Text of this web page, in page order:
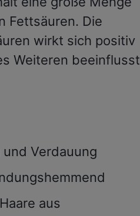
Fettsäuren. Die
wirkt sich positiv
Weiteren beeinflusst
Verdauung
aus